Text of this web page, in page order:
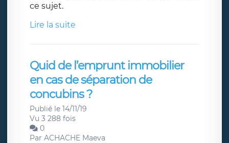
ce sujet.
Lire la suite
Quid de l’emprunt immobilier
en cas de séparation de
concubins ?
Publié le 14/11/19
Vu 3 288 fois
0
Par ACHACHE Maeva